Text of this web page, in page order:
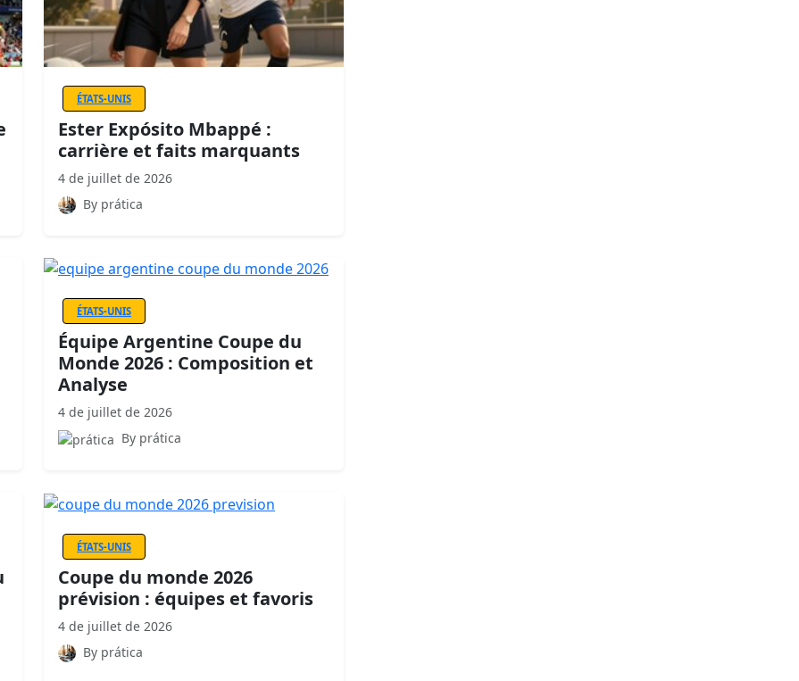
ÉTATS-UNIS
Ester Expósito Mbappé :
carrière et faits marquants
4 de juillet de 2026
By prática
ÉTATS-UNIS
Équipe Argentine Coupe du
Monde 2026 : Composition et
Analyse
4 de juillet de 2026
By prática
ÉTATS-UNIS
Coupe du monde 2026
prévision : équipes et favoris
4 de juillet de 2026
By prática